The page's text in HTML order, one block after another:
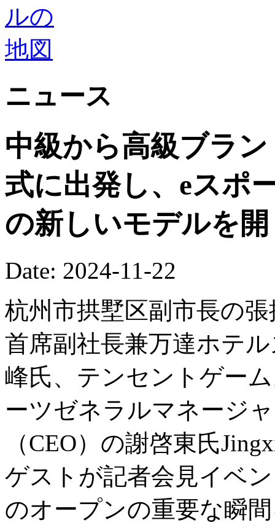
ニュース
中級から高級ブラ
式に出発し、eスポ
の新しいモデルを
Date: 2024-11-22
杭州市拱墅区副市長の
首席副社長兼万達ホテ
峰氏、テンセントゲー
ーツゼネラルマネージ
（CEO）の謝啓東氏
ゲストが記者会見イベ
のオープンの重要な瞬